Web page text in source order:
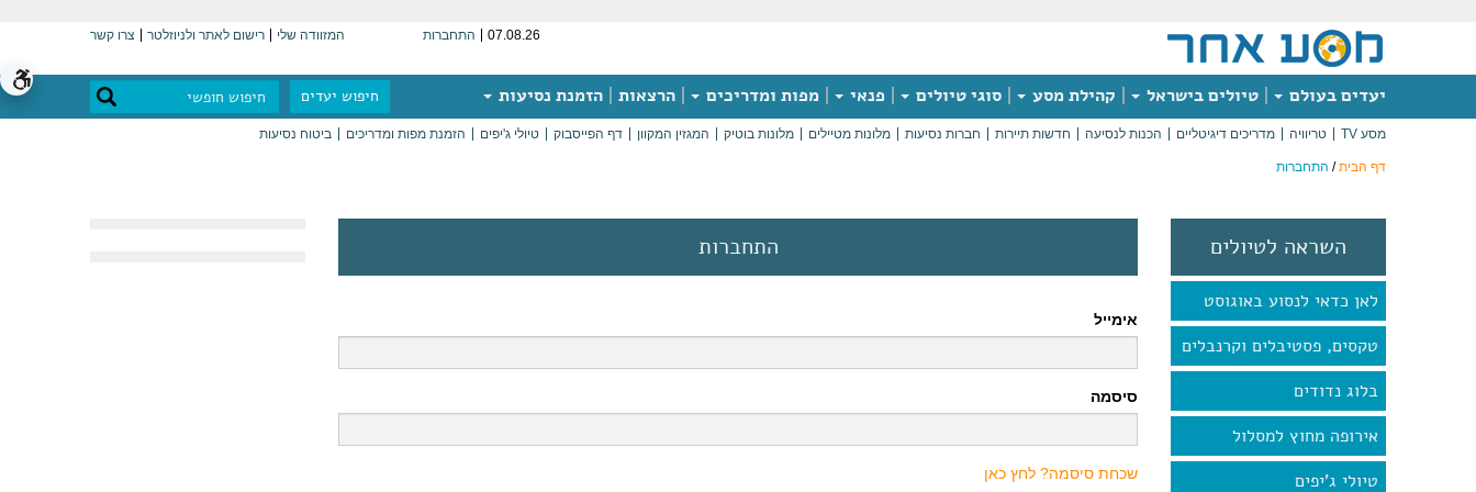
07.08.26 התחברות המזוודה שלי רישום לאתר ולניוזלטר צרו קשר
יעדים בעולם טיולים בישראל קהילת מסע סוגי טיולים פנאי מפות ומדריכים הרצאות הזמנת נסיעות חיפוש יעדים
מסע TV טריוויה מדריכים דיגיטליים הכנות לנסיעה חדשות תיירות חברות נסיעות מלונות מטיילים מלונות בוטיק המגזין המקוון דף הפייסבוק טיולי ג'יפים הזמנת מפות ומדריכים ביטוח נסיעות
דף הבית/ התחברות
השראה לטיולים
לאן כדאי לנסוע באוגוסט
טקסים, פסטיבלים וקרנבלים
בלוג נדודים
אירופה מחוץ למסלול
טיולי ג'יפים
התחברות
אימייל
סיסמה
שכחת סיסמה? לחץ כאן